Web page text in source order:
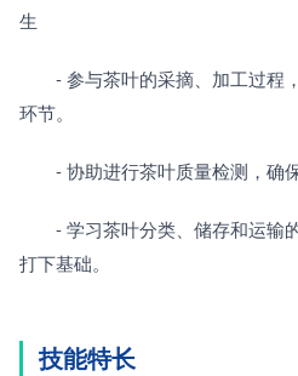
生
- 参与茶叶的采摘、加工过程
环节。
- 协助进行茶叶质量检测，确保
- 学习茶叶分类、储存和运输
打下基础。
技能特长